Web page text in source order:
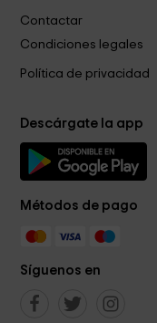
Contactar
Condiciones legales
Política de privacidad
Descárgate la app
Métodos de pago
Síguenos en